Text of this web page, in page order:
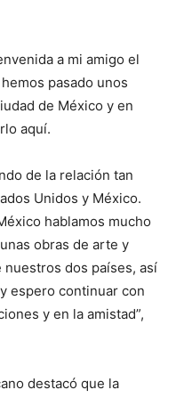
a mi amigo el
pasado unos
de México y en
aquí.
de la relación tan
Unidos y México.
hablamos mucho
obras de arte y
dos países, así
espero continuar con
y en la amistad”,
destacó que la